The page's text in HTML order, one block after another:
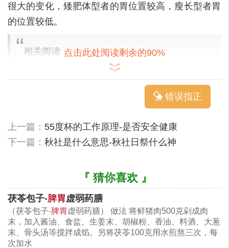
很大的变化，矮肥体型者的胃位置较高，瘦长型者胃
的位置较低。
相关阅读：
胃的大小
大到数十倍。成年男性的胃容积约为1400ml，成年
女性的胃容积约为1200ml。正常情况下，胃扩张到
最大时，男性可达2400ml，女性可达2000ml，当胃
扩张到极限时称为急性胃扩张。
点击此处阅读剩余的90%
错误指正
上一篇： 55度杯的工作原理-是否安全健康
下一篇： 秋社是什么意思-秋社日祭什么神
『 猜你喜欢 』
茯苓包子-脾胃虚弱药膳
（茯苓包子-脾胃 虚弱药膳） 做法 将鲜猪肉500克剁成肉
末，加入酱油、食盐、生姜末、胡椒粉、香油、料酒、大葱
末、骨头汤等搅拌成馅。另将茯苓100克用水煎熬三次，每
次加水